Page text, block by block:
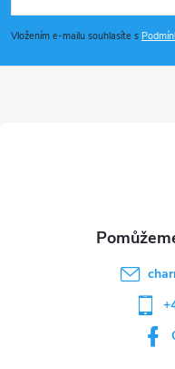
y
v
pVložením e-mailu souhlasíte s